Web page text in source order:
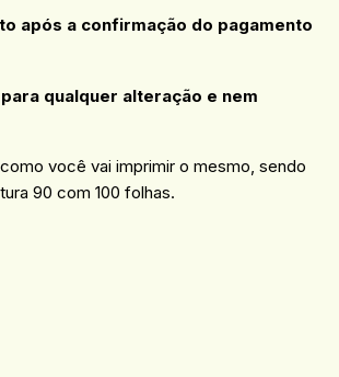
após a confirmação do pagamento
qualquer alteração e nem
você vai imprimir o mesmo, sendo
90 com 100 folhas.